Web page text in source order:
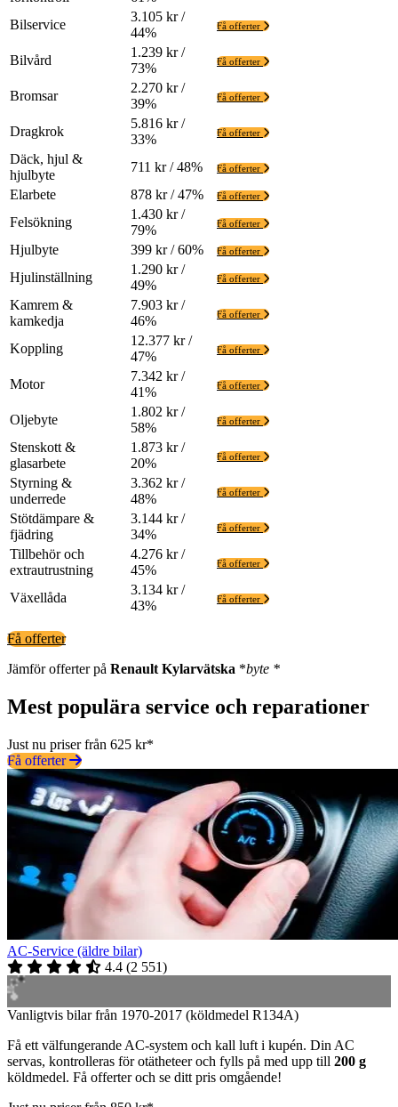
Bilservice
3.105 kr /
44%
Få offerter
Bilvård
1.239 kr /
73%
Få offerter
Bromsar
2.270 kr /
39%
Få offerter
Dragkrok
5.816 kr /
33%
Få offerter
Däck, hjul &
hjulbyte
711 kr / 48% Få offerter
Elarbete 878 kr / 47% Få offerter
Felsökning
1.430 kr /
79%
Få offerter
Hjulbyte 399 kr / 60% Få offerter
Hjulinställning
1.290 kr /
49%
Få offerter
Kamrem &
kamkedja
7.903 kr /
46%
Få offerter
Koppling
12.377 kr /
47%
Få offerter
Motor
7.342 kr /
41%
Få offerter
Oljebyte
1.802 kr /
58%
Få offerter
Stenskott &
glasarbete
1.873 kr /
20%
Få offerter
Styrning &
underrede
3.362 kr /
48%
Få offerter
Stötdämpare &
fjädring
3.144 kr /
34%
Få offerter
Tillbehör och
extrautrustning
4.276 kr /
45%
Få offerter
Växellåda
3.134 kr /
43%
Få offerter
Få offerter
Jämför offerter på Renault Kylarvätska *byte *
Mest populära service och reparationer
Just nu priser från 625 kr*
Få offerter
AC-Service (äldre bilar)
4.4 (2 551)
Vanligtvis bilar från 1970-2017 (köldmedel R134A)
Få ett välfungerande AC-system och kall luft i kupén. Din AC
servas, kontrolleras för otätheteer och fylls på med upp till 200 g
köldmedel. Få offerter och se ditt pris omgående!